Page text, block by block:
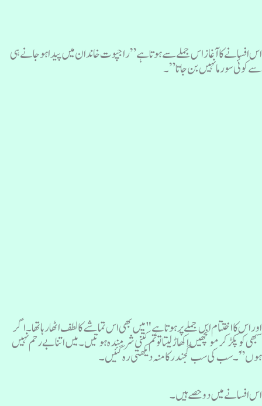
اس افسانے کا آغاز اس جملے سے ہوتا ہے”راجپوت خاندان میں پیدا ہوجانےہی
سے کوئی سورما نہیں بن جاتا”۔
اوراس کا اختتام اس جملے پرہوتا ہے "میں بھی اس تماشے کا لطف اٹھا رہا تھا ۔اگر
سبھی کو پکڑکر مونچھیں اکھاڑلیتا تو تم کتنی شرمندہ ہوتیں۔ میں اتنا بے رحم نہیں
ہوں”َ۔ سب کی سب گجندر کا منہ دیکھتی رہ گئیں۔
اس افسانے میں دو حصے ہیں ۔